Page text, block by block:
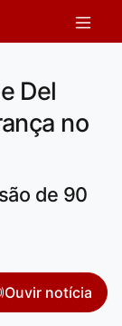
Del
no
de 90
Ouvir notícia